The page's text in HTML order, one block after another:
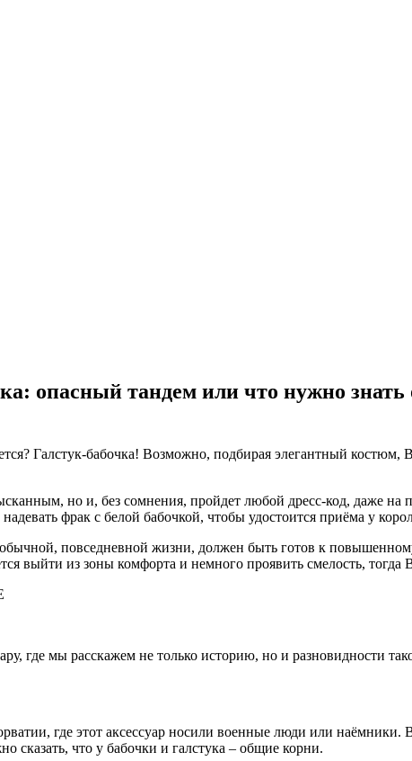
опасный тандем или что нужно знать
Галстук-бабочка! Возможно, подбирая элегантный
но и, без сомнения, пройдет любой дресс-код, даже
фрак с белой бабочкой, чтобы удостоится приёма у
повседневной жизни, должен быть готов к
выйти из зоны комфорта и немного проявить смелость,
где мы расскажем не только историю, но и разновидности
где этот аксессуар носили военные люди или
сказать, что у бабочки и галстука – общие корни.